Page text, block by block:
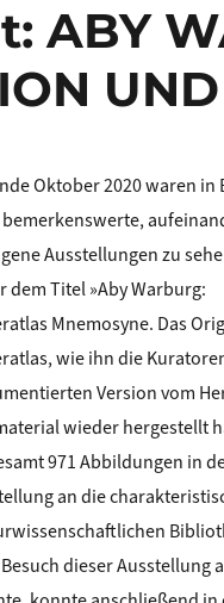
ABY
Oktober 2020 waren in
Ausstellungen zu
dem Titel »Aby Warburg:
Mnemosyne. Das
wie ihn die
Version vom
wieder hergestellt
971 Abbildungen in
an die
dieser Ausstellung